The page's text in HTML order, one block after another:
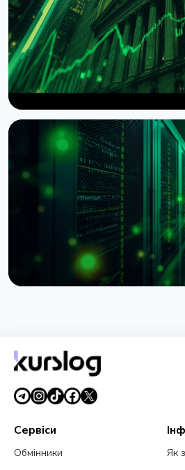
9 серпня 2026 р. 5 хв читання
НОВИНА
Wintermute отримав статус
США
7 серпня 2026 р. 4 хв читання
4 серпня 2026 р.4 хв читання
Сервіси
Обмінники
Як